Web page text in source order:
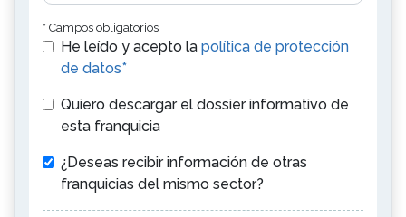
* Campos obligatorios
He leído y acepto la política de protección
de datos*
Quiero descargar el dossier informativo de
esta franquicia
¿Deseas recibir información de otras
franquicias del mismo sector?